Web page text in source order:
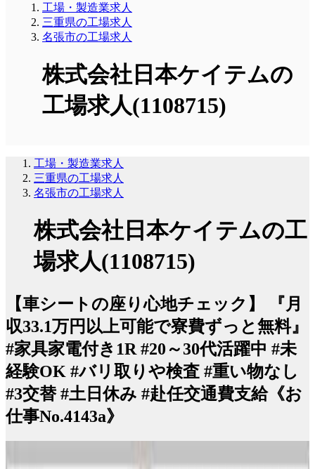
工場・製造業求人
三重県の工場求人
名張市の工場求人
株式会社日本ケイテムの
工場求人(1108715)
工場・製造業求人
三重県の工場求人
名張市の工場求人
株式会社日本ケイテムの工
場求人(1108715)
【車シートの座り心地チェック】 『月
収33.1万円以上可能で寮費ずっと無料』
#家具家電付き1R #20～30代活躍中 #未
経験OK #バリ取りや検査 #重い物なし
#3交替 #土日休み #赴任交通費支給《お
仕事No.4143a》